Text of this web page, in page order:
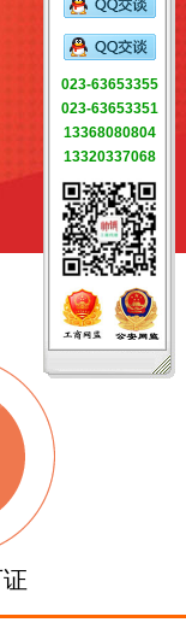
023-63653355
023-63653351
13368080804
13320337068